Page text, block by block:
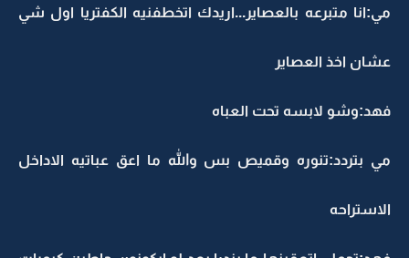
مي:انا متبرعه بالعصاير...اريدك اتخطفنيه الكفتريا اول شي
عشان اخذ العصاير
فهد:وشو لابسه تحت العباه
مي بتردد:تنوره وقميص بس والله ما اعق عباتيه الاداخل
الاستراحه